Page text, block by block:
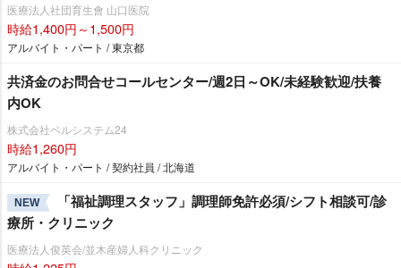
医療法人社団育生會 山口医院
時給1,400円～1,500円
アルバイト・パート / 東京都
共済金のお問合せコールセンター/週2日～OK/未経験歓迎/扶養
内OK
株式会社ベルシステム24
時給1,260円
アルバイト・パート / 契約社員 / 北海道
NEW
「福祉調理スタッフ」調理師免許必須/シフト相談可/診
療所・クリニック
医療法人俊英会/並木産婦人科クリニック